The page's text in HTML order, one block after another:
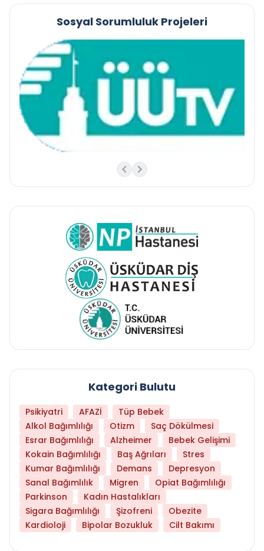
Sosyal Sorumluluk Projeleri
Kategori Bulutu
Psikiyatri AFAZİ
Tüp Bebek
Alkol Bağımlılığı
Otizm
Saç Dökülmesi
Esrar Bağımlılığı
Alzheimer
Bebek Gelişimi
Kokain Bağımlılığı
Baş Ağrıları
Stres
Kumar Bağımlılığı
Demans
Depresyon
Sanal Bağımlılık
Migren
Opiat Bağımlılığı
Parkinson
Kadın Hastalıkları
Sigara Bağımlılığı
Şizofreni
Obezite
Kardioloji
Bipolar Bozukluk Cilt Bakımı